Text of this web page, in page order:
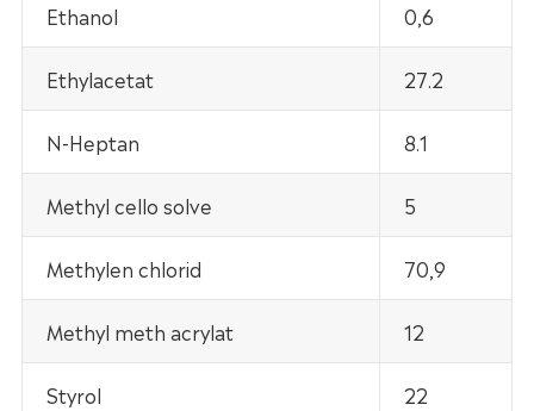
Ethanol 0,6
Ethylacetat 27.2
N-Heptan 8.1
Methyl cello solve 5
Methylen chlorid 70,9
Methyl meth acrylat 12
Styrol 22